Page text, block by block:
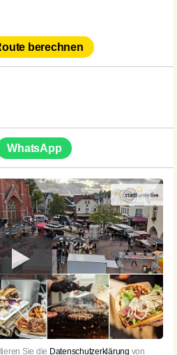
berechnen
WhatsApp
Sie die Datenschutzerklärung von